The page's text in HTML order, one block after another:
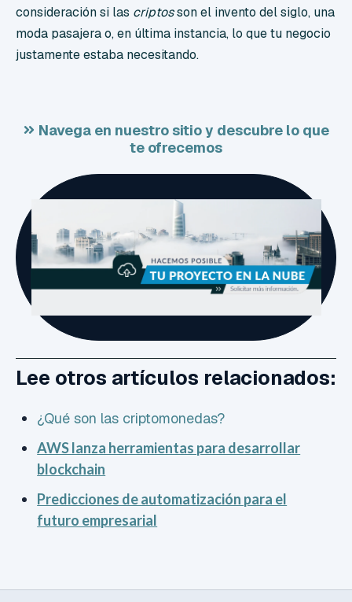
consideración si las criptosson el invento del siglo, una
moda pasajera o, en última instancia, lo que tu negocio
justamente estaba necesitando.
Navega en nuestro sitio y descubre lo que
te ofrecemos
Lee otros artículos relacionados:
¿Qué son las criptomonedas?
AWS lanza herramientas para desarrollar
blockchain
Predicciones de automatización para el
futuro empresarial